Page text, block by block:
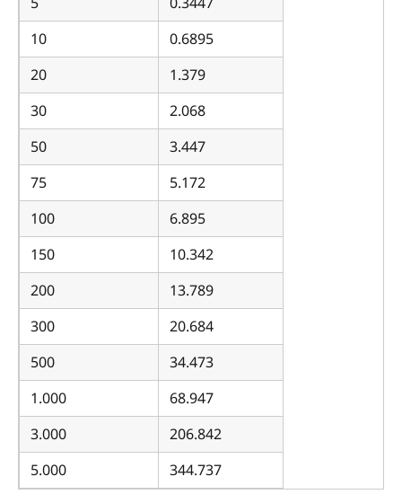
10
0.6895
20
1.379
30
2.068
50
3.447
75
5.172
100
6.895
150
10.342
200
13.789
300
20.684
500
34.473
1.000
68.947
3.000
206.842
5.000
344.737